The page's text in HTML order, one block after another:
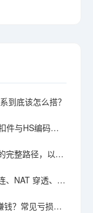
到底该怎么搭？
跨境物流“1天清关”是神话吗？海关扣件与HS编码报错的教训
AI 怎么落地：从该不该上到找谁做的完整路径，以及 WG包网 能承接什么
WireGuard 组网运维实战：断线重连、NAT 穿透、监控告警，三道坎怎么过
为什么很多包网项目流水很大却不赚钱？常见亏损黑洞盘点